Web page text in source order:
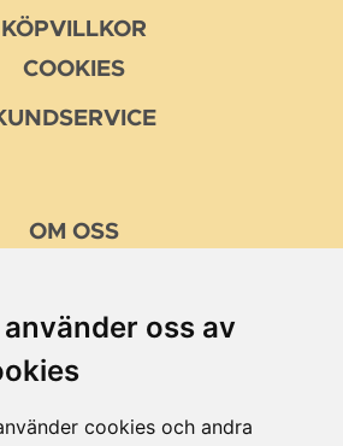
oss av
cookies och andra
KÖPVILLKOR
COOKIES
OM OSS
OCH VÄRDEN
KUNDER
ATT VETA